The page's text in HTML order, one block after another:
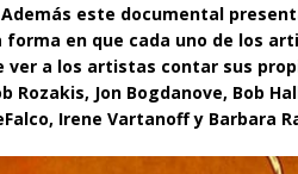
este documental
en que cada uno de los
a los artistas contar sus
Jon Bogdanove, Bob
Irene Vartanoff y Barbara